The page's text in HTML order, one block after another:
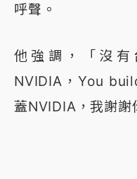
呼聲。
他強調，「沒
NVIDIA，You
蓋NVIDIA，我謝謝